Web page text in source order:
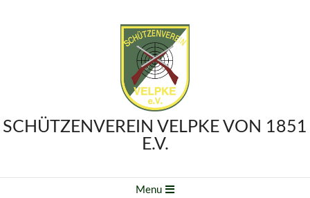
SCHÜTZENVEREIN VELPKE VON 1851
E.V.
Menu